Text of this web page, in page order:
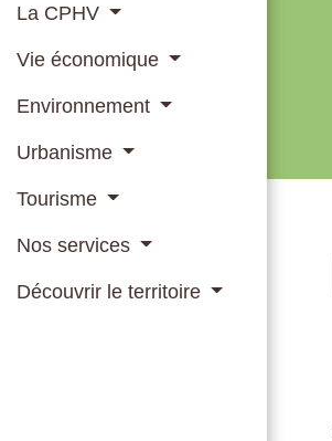
La CPHV
Vie économique
Environnement
Urbanisme
Tourisme
Nos services
Découvrir le territoire